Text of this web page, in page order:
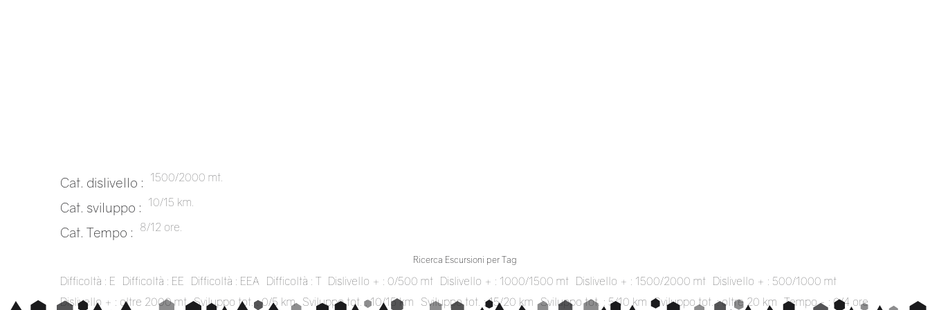
Cat. dislivello : 1500/2000 mt.
Cat. sviluppo : 10/15 km.
Cat. Tempo : 8/12 ore.
Ricerca Escursioni per Tag
Difficoltà : E Difficoltà : EE Difficoltà : EEA Difficoltà : T Dislivello + : 0/500 mt Dislivello + : 1000/1500 mt Dislivello + : 1500/2000 mt Dislivello + : 500/1000 mt
Dislivello + : oltre 2000 mt Sviluppo tot. : 0/5 km Sviluppo tot. : 10/15 km Sviluppo tot. : 15/20 km Sviluppo tot. : 5/10 km Sviluppo tot. : oltre 20 km Tempo ~ : 0/4 ore